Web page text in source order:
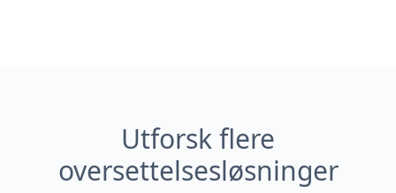
Utforsk flere
oversettelsesløsninger